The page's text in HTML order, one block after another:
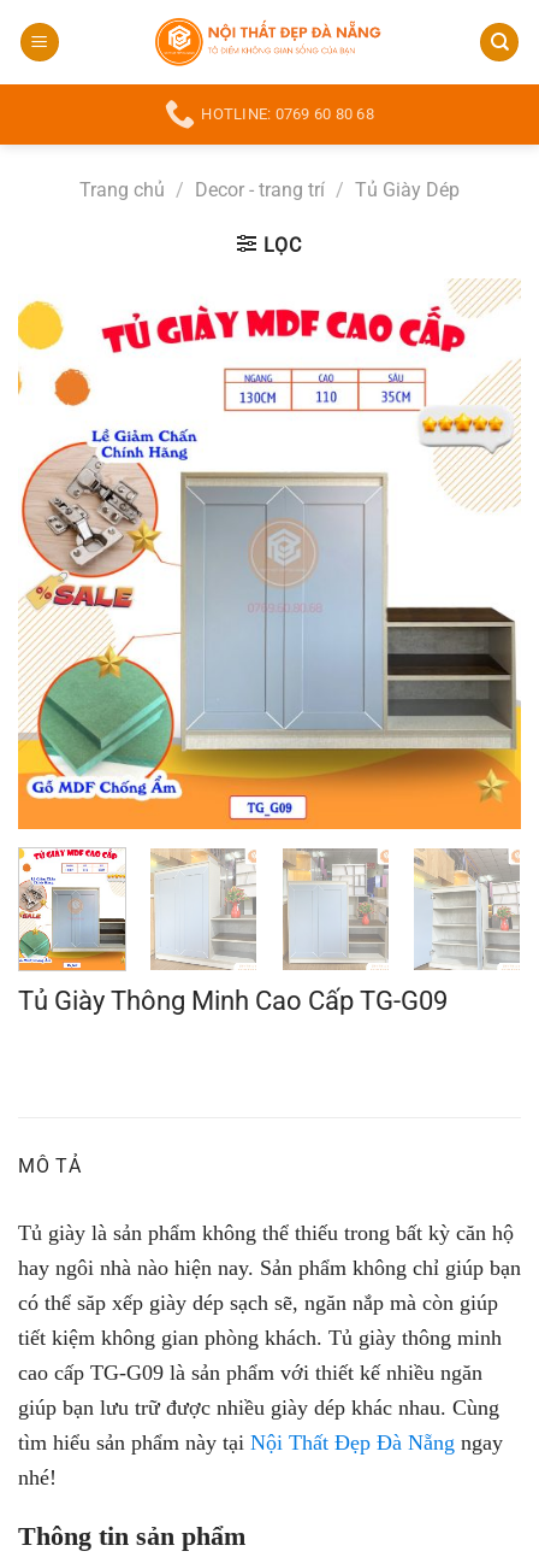
qua
HOTLINE: 0769 60 80 68
Trang chủ / Decor - trang trí / Tủ Giày Dép
LỌC
Tủ Giày Thông Minh Cao Cấp TG-G09
MÔ TẢ
Tủ giày là sản phẩm không thể thiếu trong bất kỳ căn hộ
hay ngôi nhà nào hiện nay. Sản phẩm không chỉ giúp bạn
có thể săp xếp giày dép sạch sẽ, ngăn nắp mà còn giúp
tiết kiệm không gian phòng khách. Tủ giày thông minh
cao cấp TG-G09 là sản phẩm với thiết kế nhiều ngăn
giúp bạn lưu trữ được nhiều giày dép khác nhau. Cùng
tìm hiểu sản phẩm này tại Nội Thất Đẹp Đà Nẵng ngay
nhé!
Thông tin sản phẩm